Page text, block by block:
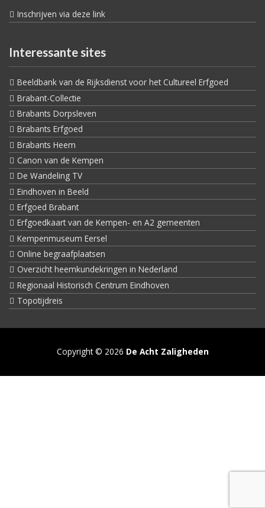
Inschrijven via deze link
Interessante sites
Beeldbank van de Rijksdienst voor het Cultureel Erfgoed
Brabant-Collectie
Brabants Dorpsleven
Brabants Erfgoed
Brabants Heem
Canon van de Kempen
De Wandeling TV
Eindhoven in Beeld
Erfgoed Brabant
Erfgoedkaart van de Kempen- en A2 gemeenten
Kempenmuseum Eersel
Online begraafplaatsen
Overzicht heemkundekringen in Nederland
Regionaal Historisch Centrum Eindhoven
Topotijdreis
Copyright © 2026 De Acht Zaligheden